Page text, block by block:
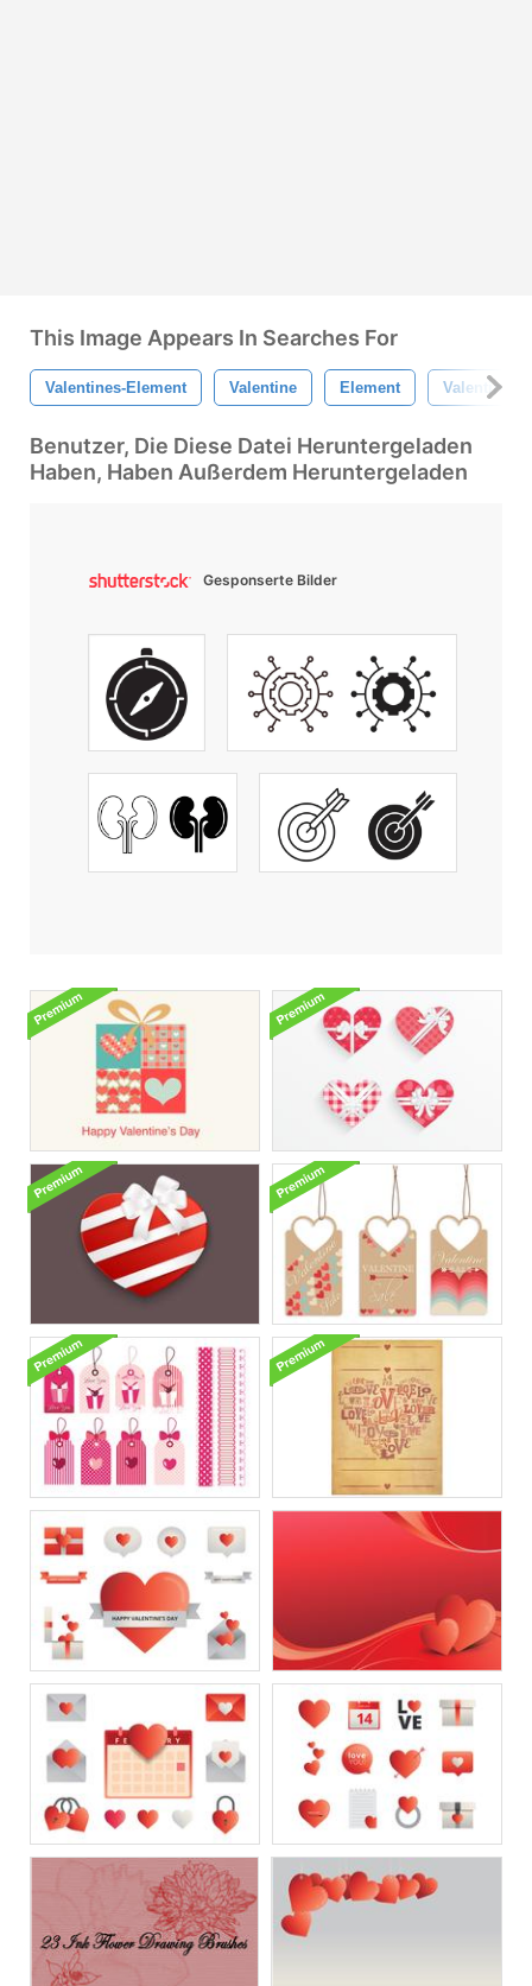
This Image Appears In Searches For
Valentines-Element Valentine Element Valentinstag
Benutzer, Die Diese Datei Heruntergeladen
Haben, Haben Außerdem Heruntergeladen
Gesponserte Bilder